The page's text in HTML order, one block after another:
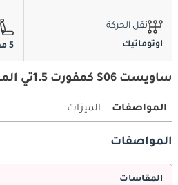
نقل الحركة
اوتوماتيك
5 مقاعد
ساويست S06 كمفورت 1.5تي المواصفات والميزات
المواصفات الميزات
المواصفات
المقاسات